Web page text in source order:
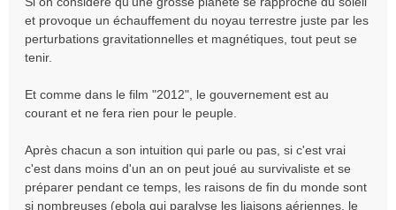
et provoque un échauffement du noyau terrestre juste par les
perturbations gravitationnelles et magnétiques, tout peut se
tenir.
Et comme dans le film "2012", le gouvernement est au
courant et ne fera rien pour le peuple.
Après chacun a son intuition qui parle ou pas, si c'est vrai
c'est dans moins d'un an on peut joué au survivaliste et se
préparer pendant ce temps, les raisons de fin du monde sont
si nombreuses (ebola qui paralyse les liaisons aériennes, le